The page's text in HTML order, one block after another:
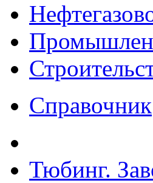
Справочник
Тюбинг.